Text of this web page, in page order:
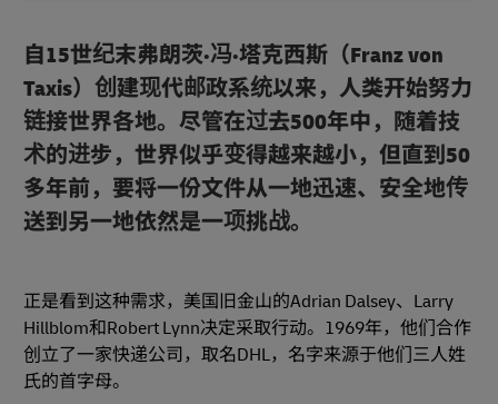
自15世纪末弗朗茨·冯·塔克西斯（Franz von
Taxis）创建现代邮政系统以来，人类开始努力
链接世界各地。尽管在过去500年中，随着技
术的进步，世界似乎变得越来越小，但直到50
多年前，要将一份文件从一地迅速、安全地传
送到另一地依然是一项挑战。
正是看到这种需求，美国旧金山的Adrian Dalsey、Larry
Hillblom和Robert Lynn决定采取行动。1969年，他们合作
创立了一家快递公司，取名DHL，名字来源于他们三人姓
氏的首字母。